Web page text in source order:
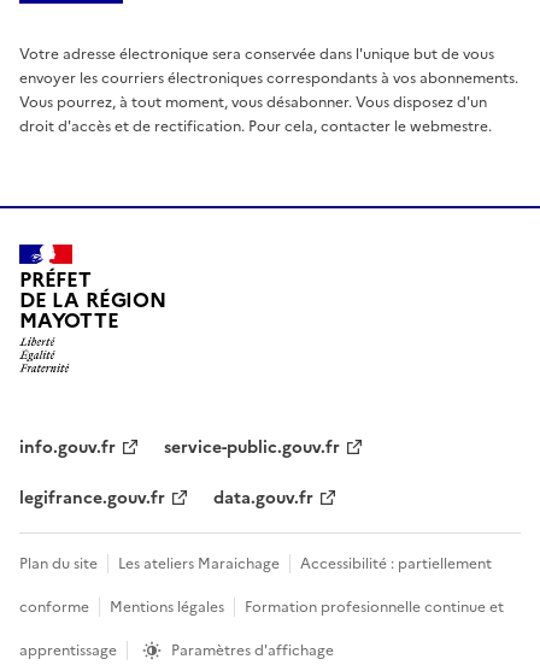
Votre adresse électronique sera conservée dans l'unique but de vous
envoyer les courriers électroniques correspondants à vos abonnements.
Vous pourrez, à tout moment, vous désabonner. Vous disposez d'un
droit d'accès et de rectification. Pour cela, contacter le webmestre.
PRÉFET
DE LA RÉGION
MAYOTTE
info.gouv.fr
service-public.gouv.fr
legifrance.gouv.fr
data.gouv.fr
Plan du site Les ateliers Maraichage
Accessibilité : partiellement
conforme
Mentions légales
Formation profesionnelle continue et
apprentissage
Paramètres d'affichage